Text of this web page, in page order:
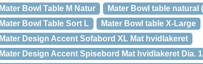
Mater Bowl Table M Natur
Mater Bowl table natural
Mater Bowl Table Sort L
Mater Bowl table X-Large
Mater Design Accent Sofabord XL Mat hvidlakeret
Mater Design Accent Spisebord Mat hvidlakeret Dia.